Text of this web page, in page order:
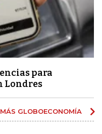
para
Londres
MÁS GLOBOECONOMÍA